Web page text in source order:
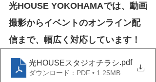
光HOUSE YOKOHAMAでは、動画
撮影からイベントのオンライン配
信まで、幅広く対応しています！
光HOUSEスタジオチラシ.pdf
ダウンロード：PDF • 1.25MB